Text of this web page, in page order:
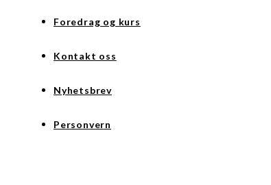
Foredrag og kurs
Kontakt oss
Nyhetsbrev
Personvern